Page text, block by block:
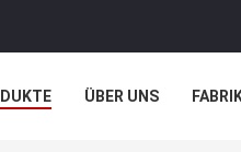
ÜBER UNS